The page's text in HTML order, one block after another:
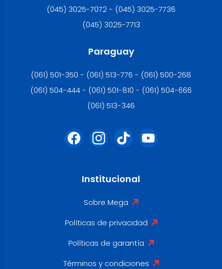
(045) 3025-7072 - (045) 3025-7736
(045) 3025-7713
Paraguay
(061) 501-350 - (061) 513-776 - (061) 500-268
(061) 504-444 - (061) 501-810 - (061) 504-666
(061) 513-346
Institucional
Sobre Mega
Políticas de privacidad
Políticas de garantía
Términos y condiciones